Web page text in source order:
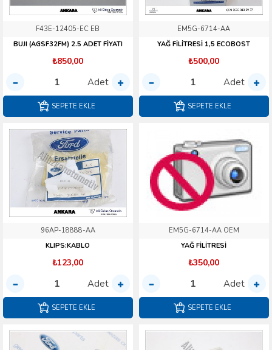
F43E-12405-EC EB
BUJI (AGSF32FM) 2.5 ADET FİYATI
₺850,00
Adet
SEPETE EKLE
EM5G-6714-AA
YAĞ FİLİTRESİ 1,5 ECOBOST
₺500,00
Adet
SEPETE EKLE
96AP-18888-AA
KLIPS:KABLO
₺123,00
Adet
SEPETE EKLE
EM5G-6714-AA OEM
YAĞ FİLİTRESİ
₺350,00
Adet
SEPETE EKLE